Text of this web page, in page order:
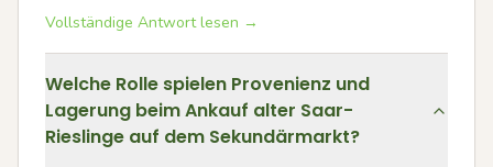
Vollständige Antwort lesen →
Welche Rolle spielen Provenienz und
Lagerung beim Ankauf alter Saar-
Rieslinge auf dem Sekundärmarkt?